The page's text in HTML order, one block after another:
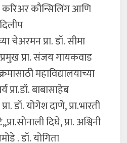
करिअर कौन्सिलिंग आणि
चेअरमन प्रा. डॉ. सीमा
प्रमुख प्रा. संजय गायकवाड
महाविद्यालयाच्या
प्रा.डॉ. बाबासाहेब
डॉ. योगेश दाणे, प्रा.भारती
दिघे, प्रा. अश्विनी
. डॉ. योगिता